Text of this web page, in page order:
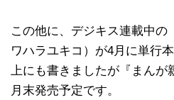
この他に、デジキス連載中の
ワハラユキコ）が4月に単行本
上にも書きましたが『まんが
月末発売予定です。